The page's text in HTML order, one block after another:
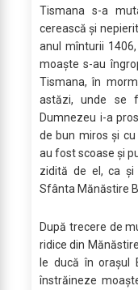
Tismana s-a
cerească şi
anul mînturii
moaşte s-au
Tismana, în
astăzi, unde se
Dumnezeu i-a
de bun miros şi
au fost scoase şi
zidită de el, ca şi
Sfânta Mănăstire
După trecere de
ridice din
le ducă în oraşul
înstrăineze